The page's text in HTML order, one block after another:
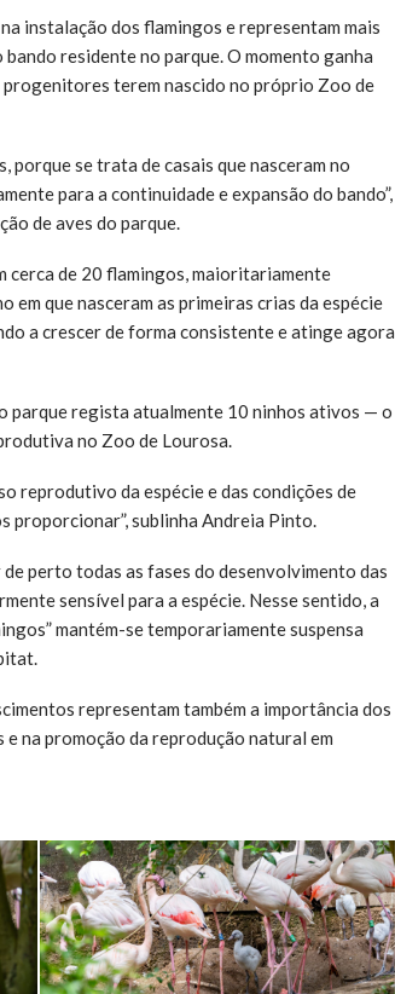
instalação dos flamingos e representam mais
residente no parque. O momento ganha
terem nascido no próprio Zoo de
porque se trata de casais que nasceram no
para a continuidade e expansão do bando”,
de aves do parque.
cerca de 20 flamingos, maioritariamente
em que nasceram as primeiras crias da espécie
a crescer de forma consistente e atinge agora
parque regista atualmente 10 ninhos ativos — o
no Zoo de Lourosa.
reprodutivo da espécie e das condições de
proporcionar”, sublinha Andreia Pinto.
perto todas as fases do desenvolvimento das
sensível para a espécie. Nesse sentido, a
mantém-se temporariamente suspensa
representam também a importância dos
na promoção da reprodução natural em